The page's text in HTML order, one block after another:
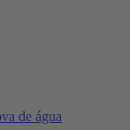
de água